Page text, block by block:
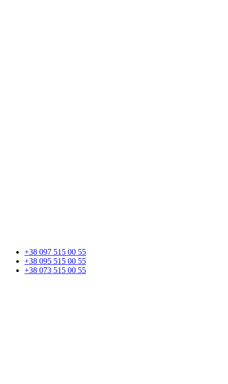
+38 097 515 00 55
+38 095 515 00 55
+38 073 515 00 55